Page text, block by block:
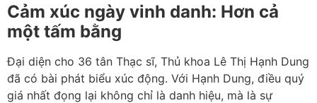
Cảm xúc ngày vinh danh: Hơn cả
một tấm bằng
Đại diện cho 36 tân Thạc sĩ, Thủ khoa Lê Thị Hạnh Dung
đã có bài phát biểu xúc động. Với Hạnh Dung, điều quý
giá nhất đọng lại không chỉ là danh hiệu, mà là sự